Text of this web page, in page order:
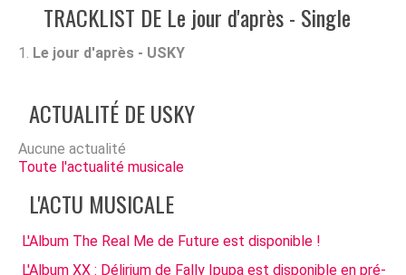
TRACKLIST DE Le jour d'après - Single
Le jour d'après - USKY
ACTUALITÉ DE USKY
Aucune actualité
Toute l'actualité musicale
L'ACTU MUSICALE
L'Album The Real Me de Future est disponible !
L'Album XX : Délirium de Fally Ipupa est disponible en pré-